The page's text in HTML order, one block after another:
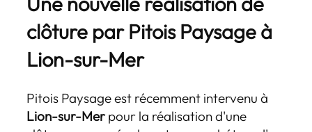
clôture par Pitois Paysage à
Lion-sur-Mer
Pitois Paysage est récemment intervenu à
Lion-sur-Merpour la réalisation d'une